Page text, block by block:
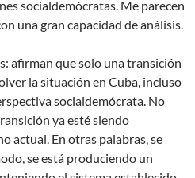
socialdemócratas. Me parecen
una gran capacidad de análisis.
afirman que solo una transición
la situación en Cuba, incluso
socialdemócrata. No
ya esté siendo
actual. En otras palabras, se
se está produciendo un